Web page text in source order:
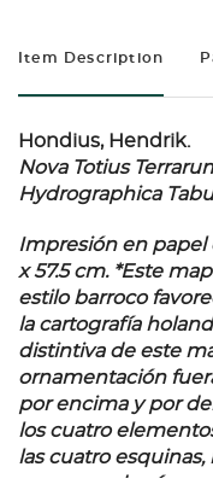
Item Description
Hondius, Hendrik.
Nova Totius
Hydrographica
Impresión en papel
x 57.5 cm. *Este
estilo barroco
la cartografía
distintiva de este
ornamentación
por encima y por
los cuatro
las cuatro esquinas,
porque ordenó un